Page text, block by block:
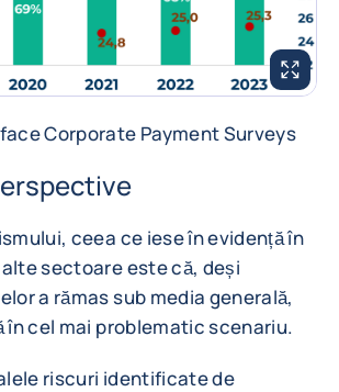
Corporate Payment Surveys
ceea ce iese în evidență în
sectoare este că, deși
a rămas sub media generală,
în cel mai problematic scenariu.
riscuri identificate de